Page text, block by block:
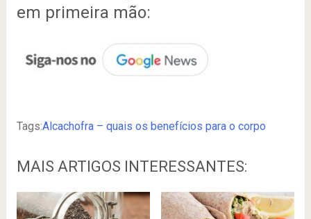
em primeira mão:
Tags:Alcachofra – quais os benefícios para o corpo
MAIS ARTIGOS INTERESSANTES: